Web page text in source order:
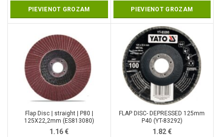
PIEVIENOT GROZAM PIEVIENOT GROZAM
Flap Disc | straight | P80 |
125X22,2mm (ES813080)
1.16€
FLAP DISC- DEPRESSED 125mm
P40 (YT-83292)
1.82€